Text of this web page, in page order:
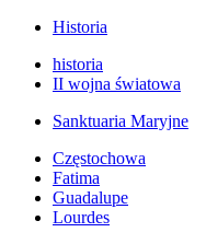
Historia
historia
II wojna światowa
Sanktuaria Maryjne
Częstochowa
Fatima
Guadalupe
Lourdes